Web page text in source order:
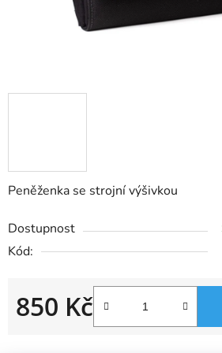
Peněženka se strojní výšivkou
Dostupnost
Kód:
850 Kč